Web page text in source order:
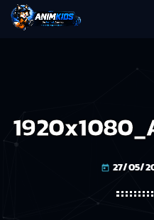
today 27/05/